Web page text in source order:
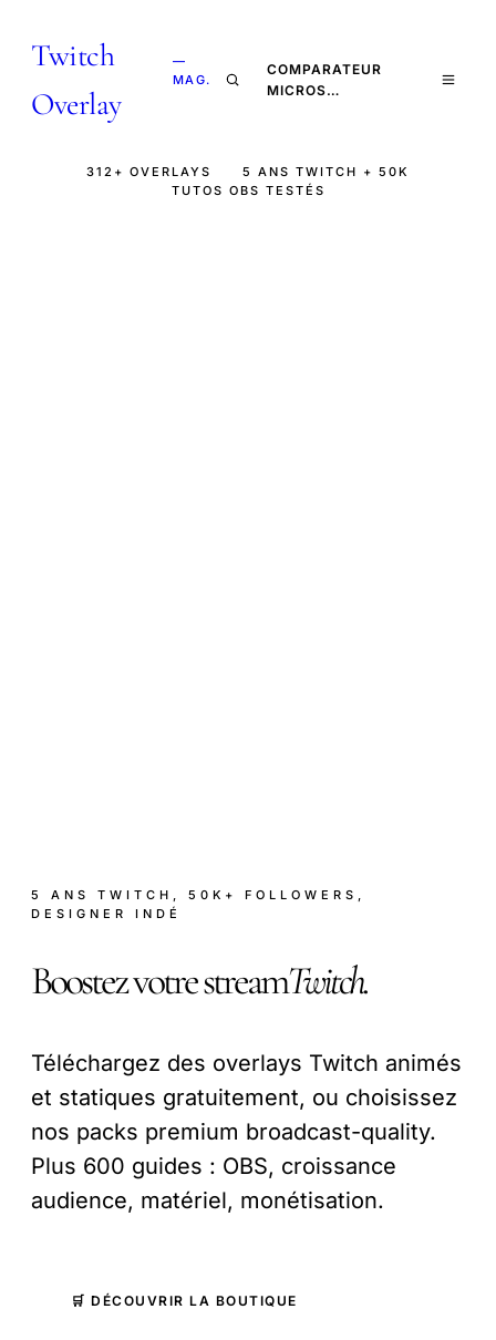
Twitch
Overlay
—
MAG.
COMPARATEUR
MICROS…
312+ OVERLAYS
5 ANS TWITCH + 50K
TUTOS OBS TESTÉS
5 ANS TWITCH, 50K+ FOLLOWERS,
DESIGNER INDÉ
Boostez votre streamTwitch.
Téléchargez des overlays Twitch animés
et statiques gratuitement, ou choisissez
nos packs premium broadcast-quality.
Plus 600 guides : OBS, croissance
audience, matériel, monétisation.
🛒 DÉCOUVRIR LA BOUTIQUE